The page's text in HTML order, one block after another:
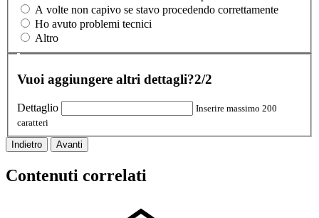
A volte non capivo se stavo procedendo correttamente
Ho avuto problemi tecnici
Altro
Vuoi aggiungere altri dettagli?2/2
Dettaglio
Inserire massimo 200
caratteri
Indietro Avanti
Contenuti correlati